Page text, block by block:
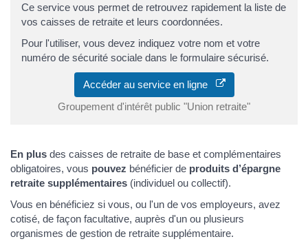
Ce service vous permet de retrouvez rapidement la liste de
vos caisses de retraite et leurs coordonnées.
Pour l'utiliser, vous devez indiquez votre nom et votre
numéro de sécurité sociale dans le formulaire sécurisé.
Accéder au service en ligne
Groupement d'intérêt public "Union retraite"
En plus des caisses de retraite de base et complémentaires
obligatoires, vous pouvez bénéficier de produits d’épargne
retraite supplémentaires (individuel ou collectif).
Vous en bénéficiez si vous, ou l'un de vos employeurs, avez
cotisé, de façon facultative, auprès d'un ou plusieurs
organismes de gestion de retraite supplémentaire.